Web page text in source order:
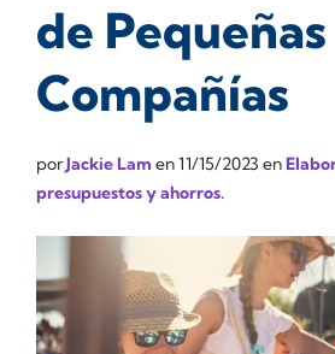
de Pequeñas
Compañías
porJackie Lam en11/15/2023 en
presupuestos y ahorros.